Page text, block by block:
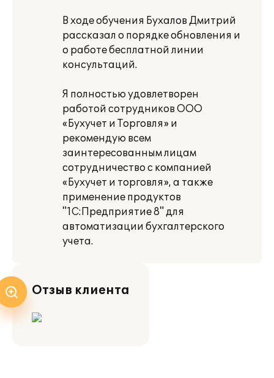
В ходе обучения Бухалов Дмитрий
рассказал о порядке обновления и
о работе бесплатной линии
консультаций.
Я полностью удовлетворен
работой сотрудников ООО
«Бухучет и Торговля» и
рекомендую всем
заинтересованным лицам
сотрудничество с компанией
«Бухучет и торговля», а также
применение продуктов
"1С:Предприятие 8" для
автоматизации бухгалтерского
учета.
Отзыв клиента